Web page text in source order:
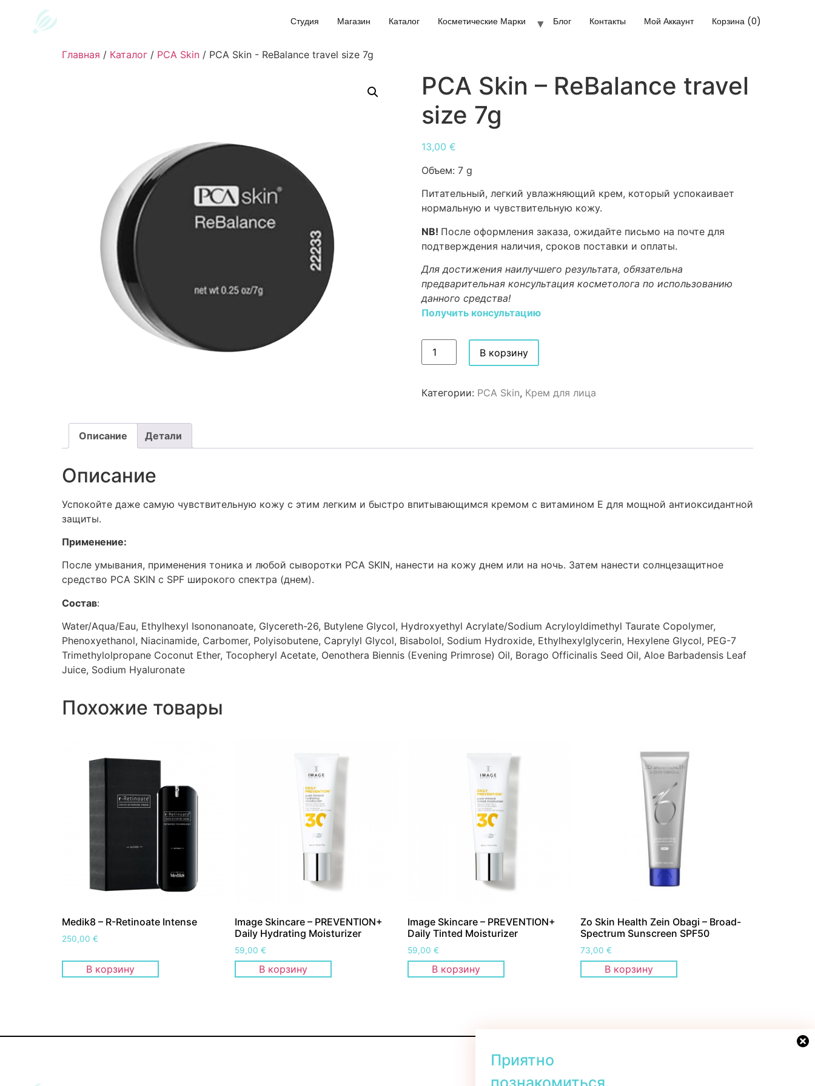
Студия Магазин Каталог Косметические Марки Блог Контакты Мой Аккаунт Корзина (0)
Главная / Каталог / PCA Skin / PCA Skin - ReBalance travel size 7g
PCA Skin – ReBalance travel
size 7g
13,00 €
Объем: 7 g
Питательный, легкий увлажняющий крем, который успокаивает
нормальную и чувствительную кожу.
NB! После оформления заказа, ожидайте письмо на почте для
подтверждения наличия, сроков поставки и оплаты.
Для достижения наилучшего результата, обязательна
предварительная консультация косметолога по использованию
данного средства!
Получить консультацию
В корзину
Категории: PCA Skin, Крем для лица
Описание Детали
Описание
Успокойте даже самую чувствительную кожу с этим легким и быстро впитывающимся кремом с витамином Е для мощной антиоксидантной
защиты.
Применение:
После умывания, применения тоника и любой сыворотки PCA SKIN, нанести на кожу днем или на ночь. Затем нанести солнцезащитное
средство РСА SKIN с SPF широкого спектра (днем).
Состав:
Water/Aqua/Eau, Ethylhexyl Isononanoate, Glycereth-26, Butylene Glycol, Hydroxyethyl Acrylate/Sodium Acryloyldimethyl Taurate Copolymer,
Phenoxyethanol, Niacinamide, Carbomer, Polyisobutene, Caprylyl Glycol, Bisabolol, Sodium Hydroxide, Ethylhexylglycerin, Hexylene Glycol, PEG-7
Trimethylolpropane Coconut Ether, Tocopheryl Acetate, Oenothera Biennis (Evening Primrose) Oil, Borago Officinalis Seed Oil, Aloe Barbadensis Leaf
Juice, Sodium Hyaluronate
Приятно
познакомиться.
Похожие товары
Medik8 – R-Retinoate Intense
250,00 €
В корзину
Image Skincare – PREVENTION+
Daily Hydrating Moisturizer
59,00 €
В корзину
Image Skincare – PREVENTION+
Daily Tinted Moisturizer
59,00 €
В корзину
Zo Skin Health Zein Obagi – Broad-
Spectrum Sunscreen SPF50
73,00 €
В корзину